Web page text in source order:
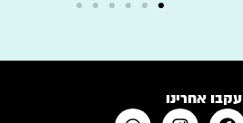
עקבו אחרינו